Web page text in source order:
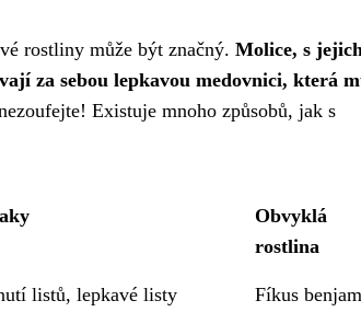
rostliny může být značný. Molice, s
za sebou lepkavou medovnici, která
Existuje mnoho způsobů, jak s
Obvyklá
rostlina
listů, lepkavé listy Fíkus